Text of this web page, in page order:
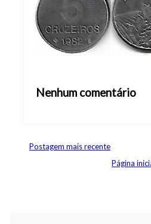
Nenhum comentário
Postagem mais recente
Página